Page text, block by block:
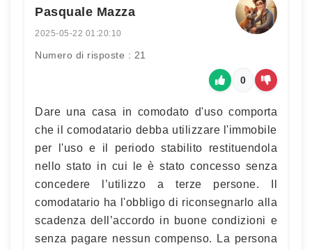
Pasquale Mazza
2025-05-22 01:20:10
Numero di risposte : 21
0
Dare una casa in comodato d'uso comporta
che il comodatario debba utilizzare l'immobile
per l'uso e il periodo stabilito restituendola
nello stato in cui le è stato concesso senza
concedere l’utilizzo a terze persone. Il
comodatario ha l'obbligo di riconsegnarlo alla
scadenza dell’accordo in buone condizioni e
senza pagare nessun compenso. La persona